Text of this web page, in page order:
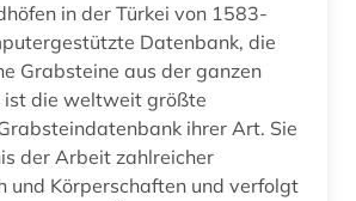
in der Türkei von 1583-
Grabsteine aus der ganzen
ist die weltweit größte
ihrer Art. Sie
der Arbeit zahlreicher
und Körperschaften und verfolgt